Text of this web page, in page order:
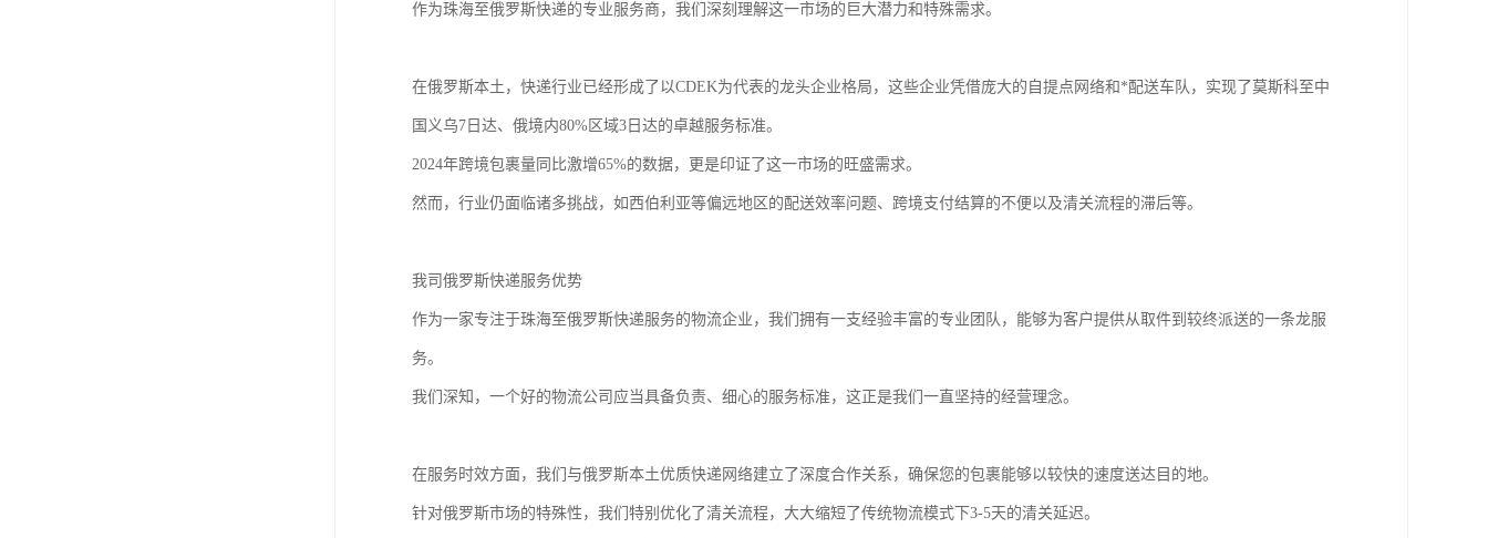
作为珠海至俄罗斯快递的专业服务商，我们深刻理解这一市场的巨大潜力和特殊需求。
在俄罗斯本土，快递行业已经形成了以CDEK为代表的龙头企业格局，这些企业凭借庞大的自提点网络和*配送车队，实现了莫斯科至中
国义乌7日达、俄境内80%区域3日达的卓越服务标准。
2024年跨境包裹量同比激增65%的数据，更是印证了这一市场的旺盛需求。
然而，行业仍面临诸多挑战，如西伯利亚等偏远地区的配送效率问题、跨境支付结算的不便以及清关流程的滞后等。
我司俄罗斯快递服务优势
作为一家专注于珠海至俄罗斯快递服务的物流企业，我们拥有一支经验丰富的专业团队，能够为客户提供从取件到较终派送的一条龙服
务。
我们深知，一个好的物流公司应当具备负责、细心的服务标准，这正是我们一直坚持的经营理念。
在服务时效方面，我们与俄罗斯本土优质快递网络建立了深度合作关系，确保您的包裹能够以较快的速度送达目的地。
针对俄罗斯市场的特殊性，我们特别优化了清关流程，大大缩短了传统物流模式下3-5天的清关延迟。